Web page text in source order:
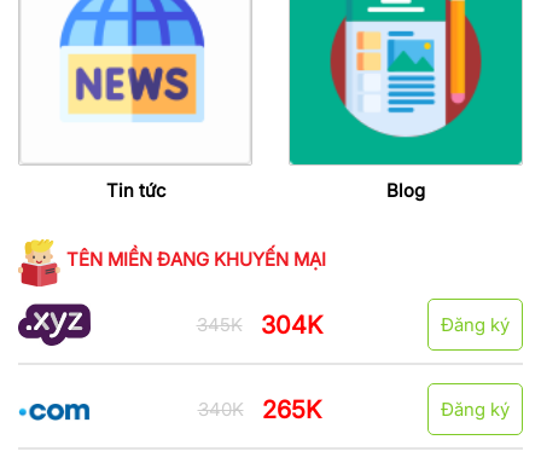
Tin tức Blog
TÊN MIỀN ĐANG KHUYẾN MẠI
345K 304K Đăng ký
340K 265K Đăng ký